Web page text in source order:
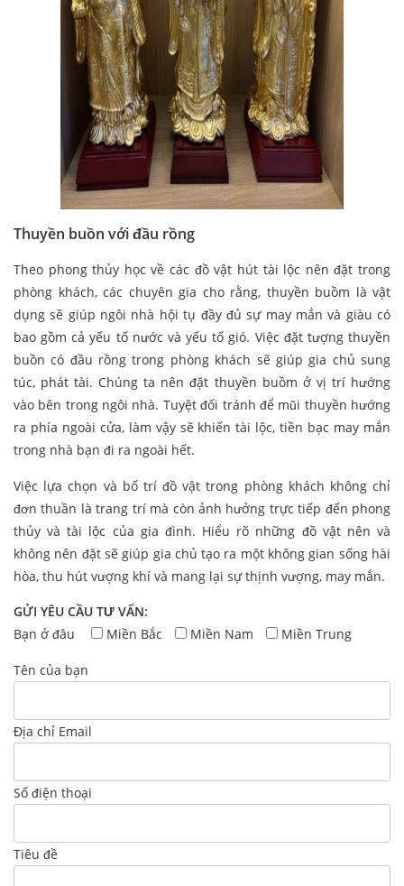
Thuyền buồn với đầu rồng
Theo phong thủy học về các đồ vật hút tài lộc nên đặt trong
phòng khách, các chuyên gia cho rằng, thuyền buồm là vật
dụng sẽ giúp ngôi nhà hội tụ đầy đủ sự may mắn và giàu có
bao gồm cả yếu tố nước và yếu tố gió. Việc đặt tượng thuyền
buồn có đầu rồng trong phòng khách sẽ giúp gia chủ sung
túc, phát tài. Chúng ta nên đặt thuyền buồm ở vị trí hướng
vào bên trong ngôi nhà. Tuyệt đối tránh để mũi thuyền hướng
ra phía ngoài cửa, làm vậy sẽ khiến tài lộc, tiền bạc may mắn
trong nhà bạn đi ra ngoài hết.
Việc lựa chọn và bố trí đồ vật trong phòng khách không chỉ
đơn thuần là trang trí mà còn ảnh hưởng trực tiếp đến phong
thủy và tài lộc của gia đình. Hiểu rõ những đồ vật nên và
không nên đặt sẽ giúp gia chủ tạo ra một không gian sống hài
hòa, thu hút vượng khí và mang lại sự thịnh vượng, may mắn.
GỬI YÊU CẦU TƯ VẤN:
Bạn ở đâu
Miền Bắc Miền Nam Miền Trung
Tên của bạn
Địa chỉ Email
Số điện thoại
Tiêu đề